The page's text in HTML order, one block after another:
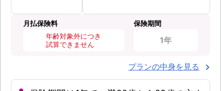
月払保険料
年齢対象外につき
試算できません
保険期間
1年
プランの中身を見る